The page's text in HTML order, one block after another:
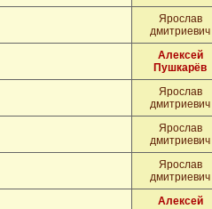
Ярослав
дмитриевич
Алексей
Пушкарёв
Ярослав
дмитриевич
Ярослав
дмитриевич
Ярослав
дмитриевич
Алексей